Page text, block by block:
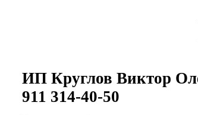
ИП Круглов Виктор
911 314-40-50